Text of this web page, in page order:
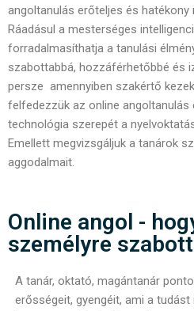
angoltanulás erőteljes és hatékony
Ráadásul a mesterséges
forradalmasíthatja a tanulási
szabottabbá, hozzáférhetőbbé és
persze amennyiben szakértő
felfedezzük az online angoltanulás
technológia szerepét a
Emellett megvizsgáljuk a tanárok
aggodalmait.
Online angol -
személyre
A tanár, oktató, magántanár
erősségeit, gyengéit, ami a